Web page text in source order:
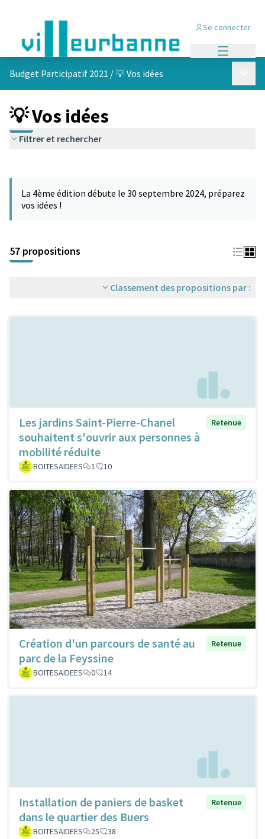
Se connecter
Budget Participatif 2021 /💡 Vos idées
💡 Vos idées
Filtrer et rechercher
La 4ème édition débute le 30 septembre 2024, préparez
vos idées !
57 propositions
Classement des propositions par :
Les jardins Saint-Pierre-Chanel
souhaitent s'ouvrir aux personnes à
mobilité réduite
Retenue
BOITESAIDEES 1 10
Création d'un parcours de santé au
parc de la Feyssine
Retenue
BOITESAIDEES 0 14
Installation de paniers de basket
dans le quartier des Buers
Retenue
BOITESAIDEES 25 38